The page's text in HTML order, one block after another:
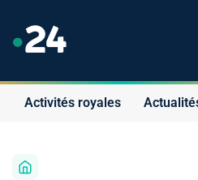
Activités royales